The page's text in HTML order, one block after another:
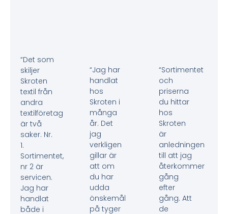
“Det som
skiljer
Skroten
textil från
andra
textilföretag
är två
saker. Nr.
1.
Sortimentet,
nr 2 är
servicen.
Jag har
handlat
både i
“Jag har
handlat
hos
Skroten i
många
år. Det
jag
verkligen
gillar är
att om
du har
udda
önskemål
på tyger
“Sortimentet
och
priserna
du hittar
hos
Skroten
är
anledningen
till att jag
återkommer
gång
efter
gång. Att
de